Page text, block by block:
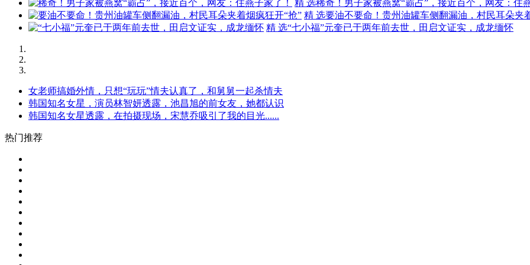
精 选稀奇！男子家被燕窝“霸占”，接近百个，网友：住
精 选要油不要命！贵州油罐车侧翻漏油，村民耳朵夹
精 选“七小福”元奎已于两年前去世，田启文证实，成龙缅怀
女老师搞婚外情，只想“玩玩”情夫认真了，和舅舅一起杀情夫
韩国知名女星，演员林智妍透露，池昌旭的前女友，她都认识
韩国知名女星透露，在拍摄现场，宋慧乔吸引了我的目光......
热门推荐